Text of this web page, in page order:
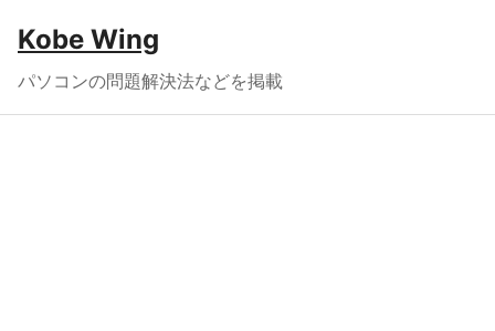
Kobe Wing
パソコンの問題解決法などを掲載